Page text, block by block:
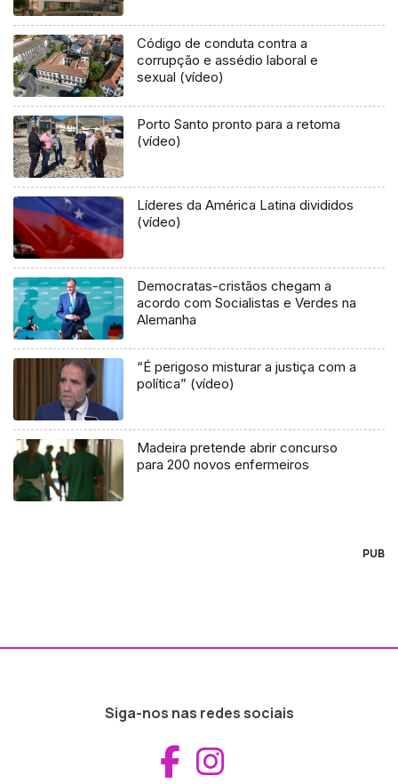
Código de conduta contra a
corrupção e assédio laboral e
sexual (vídeo)
Porto Santo pronto para a retoma
(vídeo)
Líderes da América Latina divididos
(vídeo)
Democratas-cristãos chegam a
acordo com Socialistas e Verdes na
Alemanha
“É perigoso misturar a justiça com a
política” (vídeo)
Madeira pretende abrir concurso
para 200 novos enfermeiros
PUB
Siga-nos nas redes sociais
Aceder ao